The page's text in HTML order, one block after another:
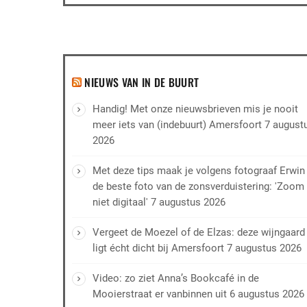
NIEUWS VAN IN DE BUURT
Handig! Met onze nieuwsbrieven mis je nooit
meer iets van (indebuurt) Amersfoort 7
2026
Met deze tips maak je volgens fotograaf Erwin
de beste foto van de zonsverduistering: 'Zoom
niet digitaal' 7 augustus 2026
Vergeet de Moezel of de Elzas: deze wijngaard
ligt écht dicht bij Amersfoort 7 augustus 2026
Video: zo ziet Anna’s Bookcafé in de
Mooierstraat er vanbinnen uit 6 augustus 2026